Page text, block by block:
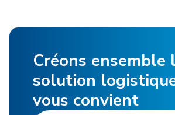
Créons ensemble
solution
vous convient